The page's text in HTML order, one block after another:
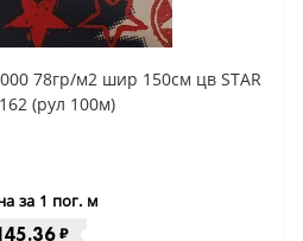
78гр/м2 шир 150см цв STAR
(рул 100м)
за 1 пог. м
₽